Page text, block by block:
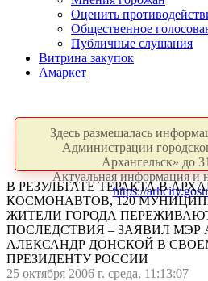
Оценить
Общественное
Публичные слушания
Витрина закупок
Амаркет
Здесь размещалась
Администрации
Архангельск» до
Актуальная информация и
https://
В РЕЗУЛЬТАТЕ ТЕРАКТА В
КОСМОНАВТОВ, 120
ЖИТЕЛИ ГОРОДА
ПОСЛЕДСТВИЯ – ЗАЯВИЛ МЭР
АЛЕКСАНДР ДОНСКОЙ В
ПРЕЗИДЕНТУ РОССИИ
25 октября 2006 г. среда, 11:13:07